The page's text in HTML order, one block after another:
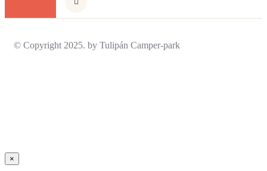
© Copyright 2025. by Tulipán Camper-park
×